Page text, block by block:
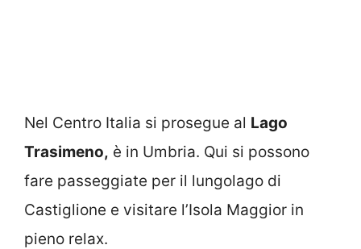
Nel Centro Italia si prosegue al Lago
Trasimeno, è in Umbria. Qui si possono
fare passeggiate per il lungolago di
Castiglione e visitare l’Isola Maggior in
pieno relax.